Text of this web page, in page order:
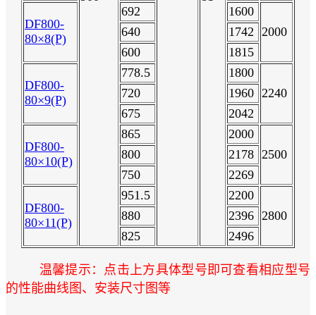
DF800-
80×8(P)
692
1600
2000
640
1742
600
1815
DF800-
80×9(P)
778.5
1800
2240
720
1960
675
2042
DF800-
80×10(P)
865
2000
2500
800
2178
750
2269
DF800-
80×11(P)
951.5
2200
2800
880
2396
825
2496
温馨提示：点击上方具体型号即可查看相应型号
的性能曲线图、安装尺寸图等